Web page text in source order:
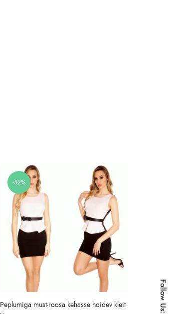
-52%
Peplumiga must-roosa kehasse hoidev kleit
Choker-
Follow Us: